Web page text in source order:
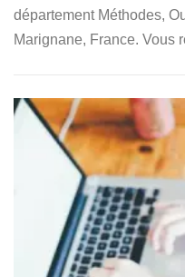
département Méthodes,
Marignane, France. Vous